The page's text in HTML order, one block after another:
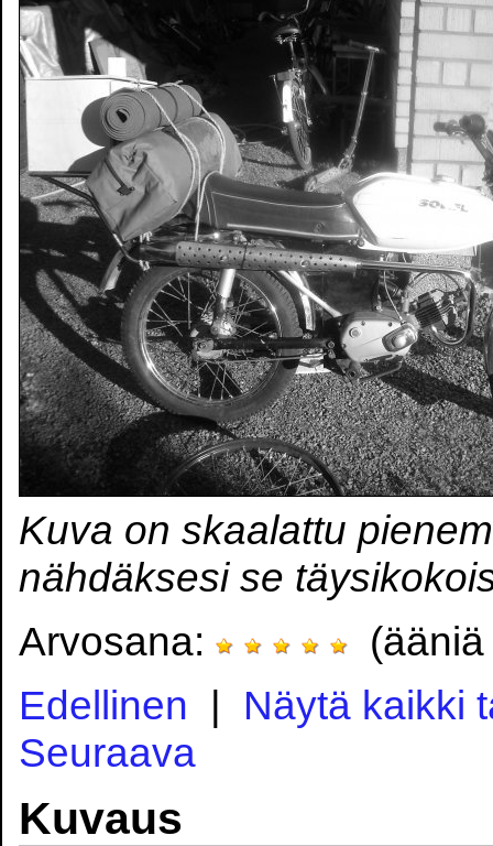
Kuva on skaalattu
nähdäksesi se
Arvosana:
Edellinen | Näytä kaikki
Seuraava
Kuvaus